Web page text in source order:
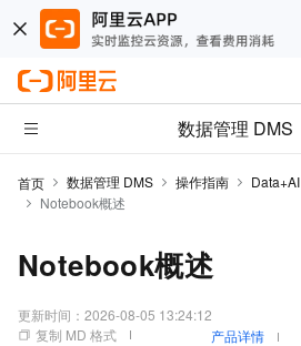
数据管理 DMS
首页 数据管理 DMS 操作指南 Data+AI
Notebook概述
Notebook概述
更新时间： 2026-08-05 13:24:12
复制 MD 格式
产品详情